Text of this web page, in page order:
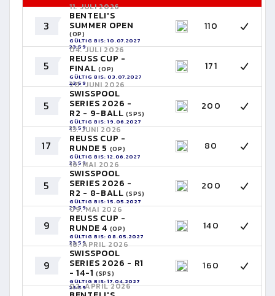
3
11. JULI 2026
BENTELI'S
SUMMER OPEN
(OP)
GÜLTIG BIS: 10.07.2027
23:59
110
5
04. JULI 2026
REUSS CUP -
FINAL(OP)
GÜLTIG BIS: 03.07.2027
23:59
171
5
20. JUNI 2026
SWISSPOOL
SERIES 2026 -
R2 - 9-BALL(SPS)
GÜLTIG BIS: 19.06.2027
23:59
200
17
13. JUNI 2026
REUSS CUP -
RUNDE 5 (OP)
GÜLTIG BIS: 12.06.2027
23:59
80
5
16. MAI 2026
SWISSPOOL
SERIES 2026 -
R2 - 8-BALL(SPS)
GÜLTIG BIS: 15.05.2027
23:59
200
9
09. MAI 2026
REUSS CUP -
RUNDE 4 (OP)
GÜLTIG BIS: 08.05.2027
23:59
140
9
18. APRIL 2026
SWISSPOOL
SERIES 2026 - R1
- 14-1 (SPS)
GÜLTIG BIS: 17.04.2027
23:59
160
02. APRIL 2026